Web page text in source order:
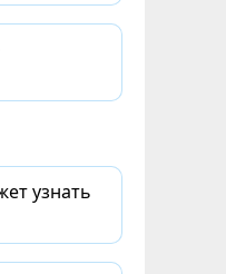
узнать